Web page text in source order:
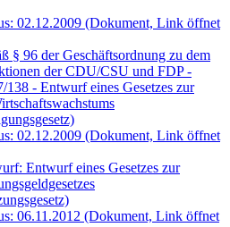
02.12.2009 (Dokument, Link öffnet
§ 96 der Geschäftsordnung zu dem
der CDU/CSU und FDP -
138 - Entwurf eines Gesetzes zur
02.12.2009 (Dokument, Link öffnet
Entwurf eines Gesetzes zur
06.11.2012 (Dokument, Link öffnet